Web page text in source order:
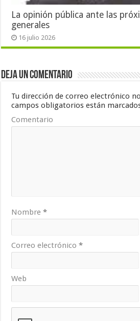
La opinión pública ante las
generales
16 julio 2026
Deja un comentario
Tu dirección de correo electrónico
campos obligatorios están
Comentario
Nombre*
Correo electrónico*
Web